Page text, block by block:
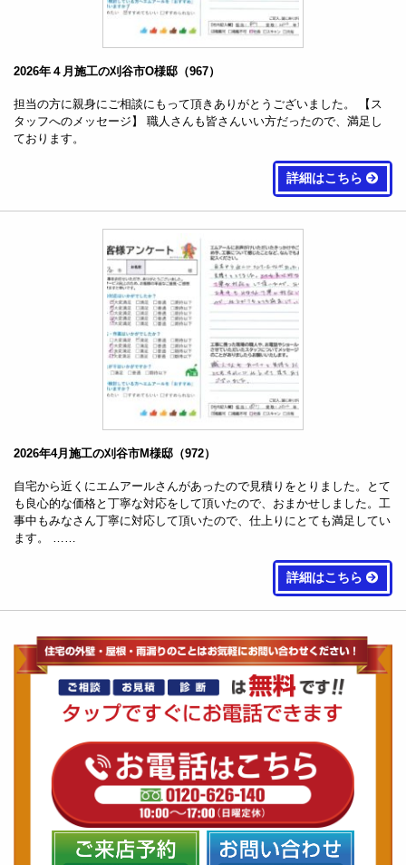
2026年４月施工の刈谷市O様邸（967）
担当の方に親身にご相談にもって頂きありがとうございました。 【ス
タッフへのメッセージ】 職人さんも皆さんいい方だったので、満足し
ております。
詳細はこちら
2026年4月施工の刈谷市M様邸（972）
自宅から近くにエムアールさんがあったので見積りをとりました。とて
も良心的な価格と丁寧な対応をして頂いたので、おまかせしました。工
事中もみなさん丁寧に対応して頂いたので、仕上りにとても満足してい
ます。 ……
詳細はこちら